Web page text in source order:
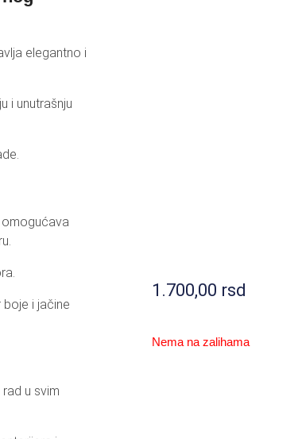
I PUNJAČI
elegantno i
i unutrašnju
i jačine
u svim
1.700,00 rsd
Nema na zalihama